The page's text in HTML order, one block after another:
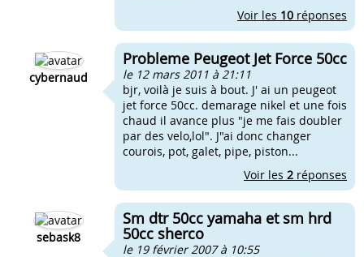
Voir les 10 réponses
cybernaud
Probleme Peugeot Jet Force 50cc
le 12 mars 2011 à 21:11
bjr, voilà je suis à bout. J' ai un peugeot
jet force 50cc. demarage nikel et une fois
chaud il avance plus "je me fais doubler
par des velo,lol". J"ai donc changer
courois, pot, galet, pipe, piston...
Voir les 2 réponses
sebask8
Sm dtr 50cc yamaha et sm hrd
50cc sherco
le 19 février 2007 à 10:55